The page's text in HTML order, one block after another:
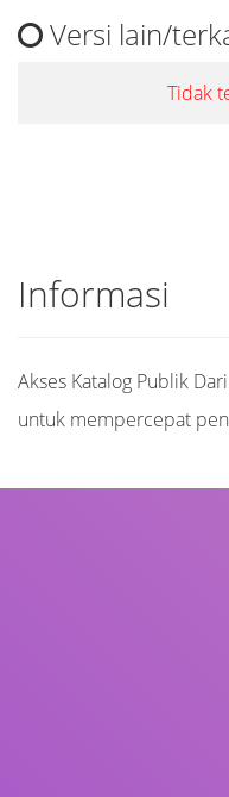
Versi lain/
Tidak
Informasi
Akses Katalog Publik
untuk mempercepat